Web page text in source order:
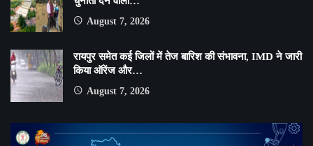
August 7, 2026
रायपुर समेत कई जिलों में तेज बारिश की संभावना, IMD ने जारी
किया ऑरेंज और…
August 7, 2026